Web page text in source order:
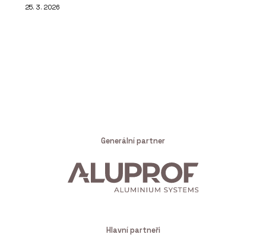
25. 3. 2026
Generální partner
Hlavní partneři